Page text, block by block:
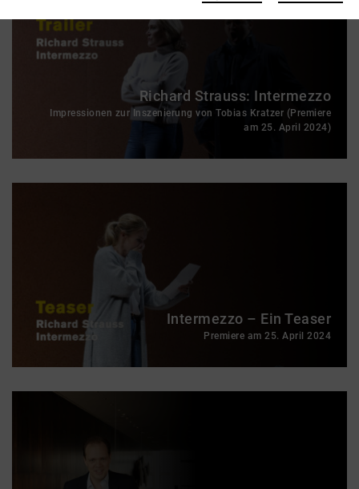
Richard Strauss: Intermezzo
Impressionen zur Inszenierung von Tobias Kratzer (Premiere
am 25. April 2024)
Intermezzo – Ein Teaser
Premiere am 25. April 2024